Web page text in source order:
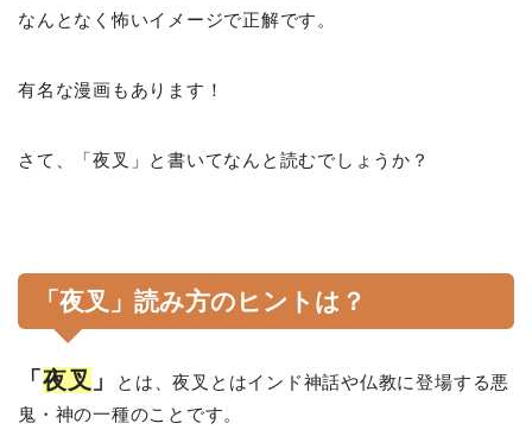
なんとなく怖いイメージで正解です。
有名な漫画もあります！
さて、「夜叉」と書いてなんと読むでしょうか？
「夜叉」読み方のヒントは？
「夜叉 」
とは、夜叉とはインド神話や仏教に登場する悪
鬼・神の一種のことです。